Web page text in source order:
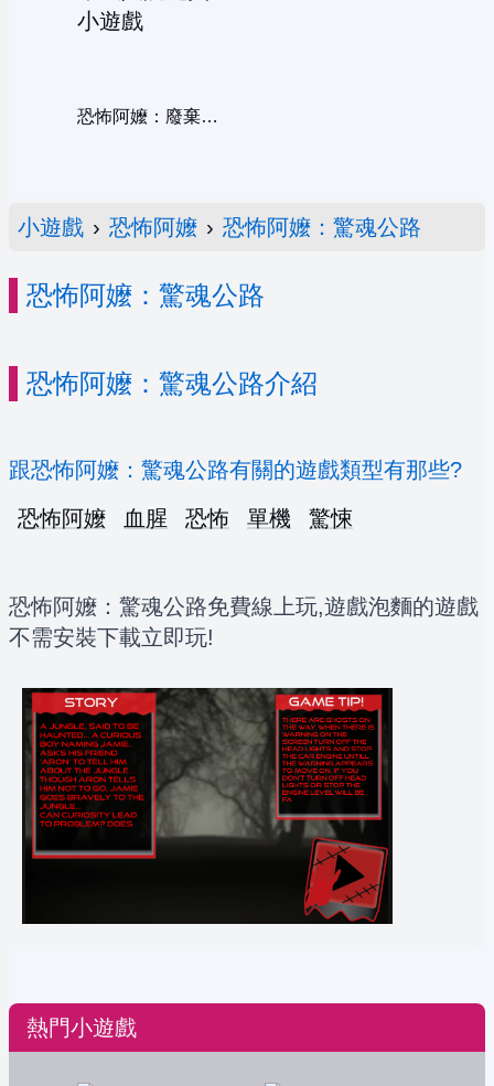
恐怖阿嬤：廢棄瘋人院
小遊戲 › 恐怖阿嬤 › 恐怖阿嬤：驚魂公路
恐怖阿嬤：驚魂公路
恐怖阿嬤：驚魂公路介紹
跟恐怖阿嬤：驚魂公路有關的遊戲類型有那些?
恐怖阿嬤
血腥 恐怖 單機 驚悚
恐怖阿嬤：驚魂公路免費線上玩,遊戲泡麵的遊戲
不需安裝下載立即玩!
熱門小遊戲